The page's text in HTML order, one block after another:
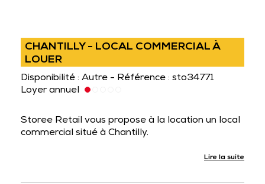
CHANTILLY - LOCAL COMMERCIAL À
LOUER
Disponibilité : Autre - Référence : sto34771
Loyer annuel
Storee Retail vous propose à la location un local
commercial situé à Chantilly.
Lire la suite